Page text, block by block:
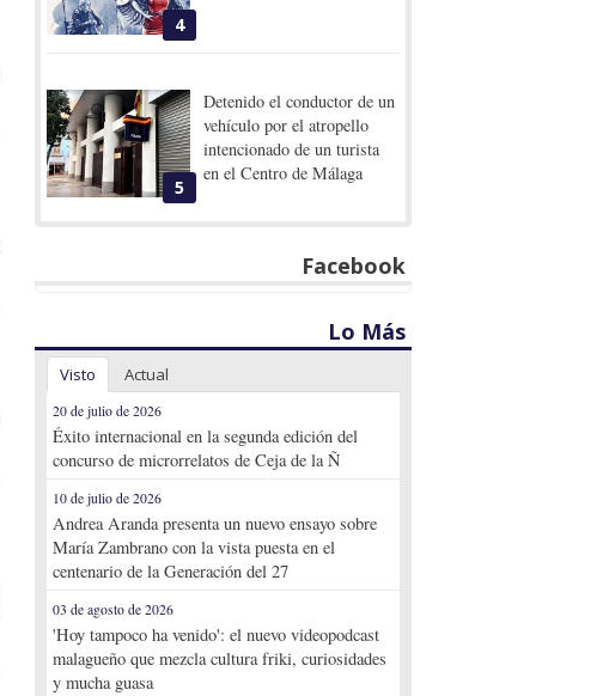
4
5
Detenido el conductor de un
vehículo por el atropello
intencionado de un turista
en el Centro de Málaga
Facebook
Lo Más
Visto Actual
20 de julio de 2026
Éxito internacional en la segunda edición del
concurso de microrrelatos de Ceja de la Ñ
10 de julio de 2026
Andrea Aranda presenta un nuevo ensayo sobre
María Zambrano con la vista puesta en el
centenario de la Generación del 27
03 de agosto de 2026
'Hoy tampoco ha venido': el nuevo videopodcast
malagueño que mezcla cultura friki, curiosidades
y mucha guasa